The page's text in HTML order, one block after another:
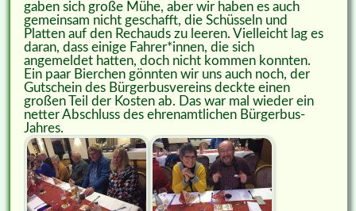
gaben sich große Mühe, aber wir haben es auch
gemeinsam nicht geschafft, die Schüsseln und
Platten auf den Rechauds zu leeren. Vielleicht lag es
daran, dass einige Fahrer*innen, die sich
angemeldet hatten, doch nicht kommen konnten.
Ein paar Bierchen gönnten wir uns auch noch, der
Gutschein des Bürgerbusvereins deckte einen
großen Teil der Kosten ab. Das war mal wieder ein
netter Abschluss des ehrenamtlichen Bürgerbus-
Jahres.